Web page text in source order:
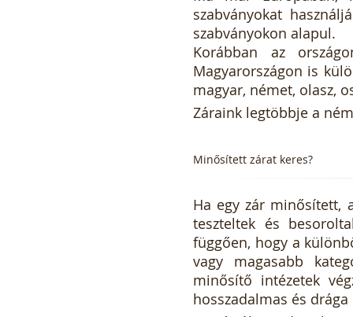
szabványokat
szabványokon alapul.
Korábban az
Magyarországon is
magyar, német, olasz,
Záraink legtöbbje a
Minősített zárat keres?
Ha egy zár minősített,
teszteltek és
függően, hogy a
vagy magasabb
minősítő intézetek
hosszadalmas és